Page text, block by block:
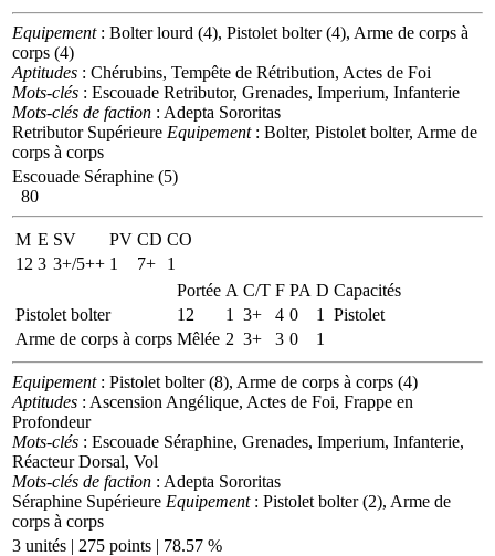
Equipement: Bolter lourd (4), Pistolet bolter (4), Arme de corps à
corps (4)
Aptitudes : Chérubins, Tempête de Rétribution, Actes de Foi
Mots-clés : Escouade Retributor, Grenades, Imperium, Infanterie
Mots-clés de faction : Adepta Sororitas
Retributor Supérieure Equipement: Bolter, Pistolet bolter, Arme de
corps à corps
Escouade Séraphine (5)
80
M E SV PV CD CO
12 3 3+/5++ 1 7+
1
Portée A C/T F PA D Capacités
Pistolet bolter
12 1 3+ 4 0 1
Pistolet
Arme de corps à corps Mêlée 2 3+ 3 0 1
Equipement: Pistolet bolter (8), Arme de corps à corps (4)
Aptitudes : Ascension Angélique, Actes de Foi, Frappe en
Profondeur
Mots-clés : Escouade Séraphine, Grenades, Imperium, Infanterie,
Réacteur Dorsal, Vol
Mots-clés de faction : Adepta Sororitas
Séraphine Supérieure Equipement: Pistolet bolter (2), Arme de
corps à corps
3 unités | 275 points | 78.57 %